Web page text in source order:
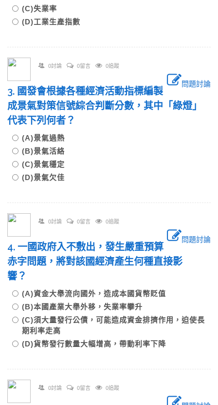
(C)失業率
(D)工業生產指數
0討論 0留言 0追蹤
問題討論
3. 國發會根據各種經濟活動指標編製
成景氣對策信號綜合判斷分數，其中「綠燈」
代表下列何者？
(A)景氣過熱
(B)景氣活絡
(C)景氣穩定
(D)景氣欠佳
0討論 0留言 0追蹤
問題討論
4. 一國政府入不敷出，發生嚴重預算
赤字問題，將對該國經濟產生何種直接影
響？
(A)資金大舉流向國外，造成本國貨幣貶值
(B)本國產業大舉外移，失業率攀升
(C)須大量發行公債，可能造成資金排擠作用，迫使長
期利率走高
(D)貨幣發行數量大幅增高，帶動利率下降
0討論 0留言 0追蹤